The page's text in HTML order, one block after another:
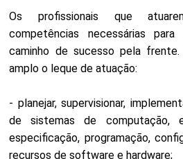
Os profissionais que
competências necessárias
caminho de sucesso pela
amplo o leque de atuação:
- planejar, supervisionar,
de sistemas de computação,
especificação, programação,
recursos de software e hardware;